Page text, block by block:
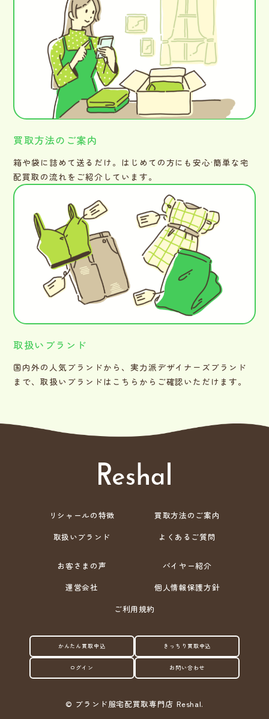
買取方法のご案内
箱や袋に詰めて送るだけ。はじめての方にも安心·簡単な宅
配買取の流れをご紹介しています。
取扱いブランド
国内外の人気ブランドから、実力派デザイナーズブランド
まで、取扱いブランドはこちらからご確認いただけます。
リシャールの特徴
買取方法のご案内
取扱いブランド
よくあるご質問
お客さまの声
バイヤー紹介
運営会社
個人情報保護方針
ご利用規約
かんたん買取申込 きっちり買取申込
ログイン お問い合わせ
© ブランド服宅配買取専門店 Reshal.